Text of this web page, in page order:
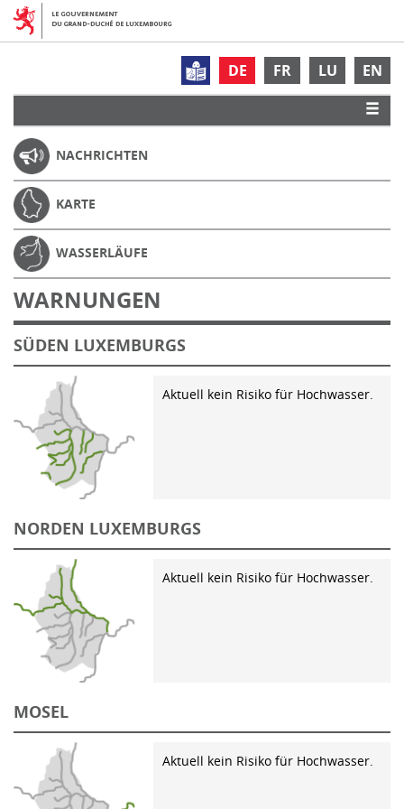
DE FR LU EN
NACHRICHTEN
KARTE
WASSERLÄUFE
WARNUNGEN
SÜDEN LUXEMBURGS
Aktuell kein Risiko für Hochwasser.
NORDEN LUXEMBURGS
Aktuell kein Risiko für Hochwasser.
MOSEL
Aktuell kein Risiko für Hochwasser.